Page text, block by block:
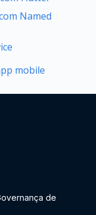
Named
mobile
de